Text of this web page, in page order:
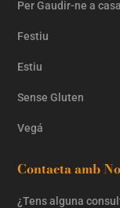
Per Gaudir-ne a casa
Festiu
Estiu
Sense Gluten
Vegá
Contacta amb
¿Tens alguna